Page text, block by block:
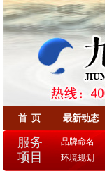
首 页 最新动态
服务
项目
品牌命名
环境规划